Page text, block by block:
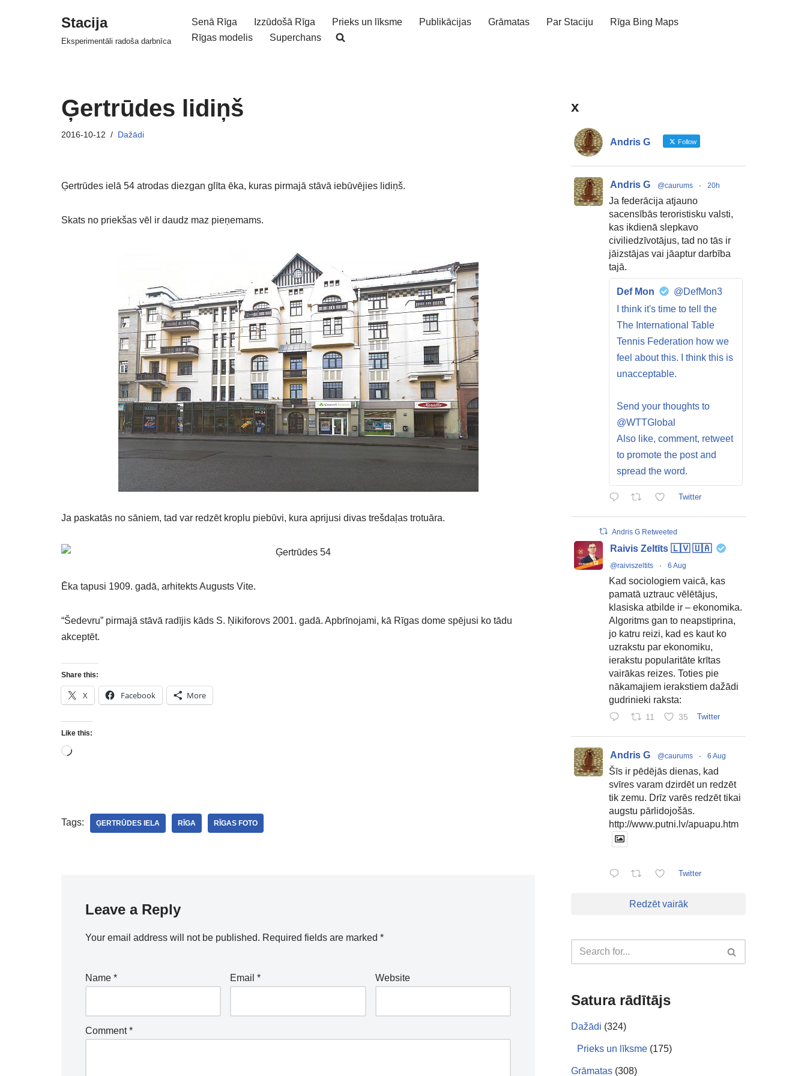
Stacija
Eksperimentāli radoša darbnīca
Senā Rīga Izzūdošā Rīga Prieks un līksme Publikācijas Grāmatas Par Staciju
Rīga Bing Maps
Rīgas modelis
Superchans
Ģertrūdes lidiņš
2016-10-12 Dažādi
Ģertrūdes ielā 54 atrodas diezgan glīta ēka, kuras pirmajā stāvā iebūvējies lidiņš.
Skats no priekšas vēl ir daudz maz pieņemams.
Ja paskatās no sāniem, tad var redzēt kroplu piebūvi, kura aprijusi divas trešdaļas trotuāra.
Ēka tapusi 1909. gadā, arhitekts Augusts Vite.
“Šedevru” pirmajā stāvā radījis kāds S. Ņikiforovs 2001. gadā. Apbrīnojami, kā Rīgas dome spējusi ko tādu
akceptēt.
Share this:
X Facebook More
Like this:
Tags: ĢERTRŪDES IELA RĪGA RĪGAS FOTO
Leave a Reply
Your email address will not be published. Required fields are marked *
Name * Email* Website
Comment*
x
Andris G Follow
Andris G @caurums · 20h
Ja federācija atjauno
sacensībās teroristisku valsti,
kas ikdienā slepkavo
civiliedzīvotājus, tad no tās ir
jāizstājas vai jāaptur darbība
tajā.
Def Mon
@DefMon3
I think it's time to tell the
The International Table
Tennis Federation how we
feel about this. I think this is
unacceptable.
Send your thoughts to
@WTTGlobal
Also like, comment, retweet
to promote the post and
spread the word.
Twitter
Andris G Retweeted
Raivis Zeltīts 🇱🇻 🇺🇦
@raiviszeltits · 6 Aug
Kad sociologiem vaicā, kas
pamatā uztrauc vēlētājus,
klasiska atbilde ir – ekonomika.
Algoritms gan to neapstiprina,
jo katru reizi, kad es kaut ko
uzrakstu par ekonomiku,
ierakstu popularitāte krītas
vairākas reizes. Toties pie
nākamajiem ierakstiem dažādi
gudrinieki raksta:
11 35 Twitter
Andris G @caurums · 6 Aug
Šīs ir pēdējās dienas, kad
svīres varam dzirdēt un redzēt
tik zemu. Drīz varēs redzēt tikai
augstu pārlidojošās.
http://www.putni.lv/apuapu.htm
Twitter
Redzēt vairāk
Satura rādītājs
Dažādi (324)
Prieks un līksme (175)
Grāmatas (308)